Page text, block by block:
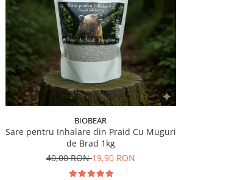
BIOBEAR
Sare pentru Inhalare din Praid Cu Muguri
de Brad 1kg
40,00 RON19,90 RON